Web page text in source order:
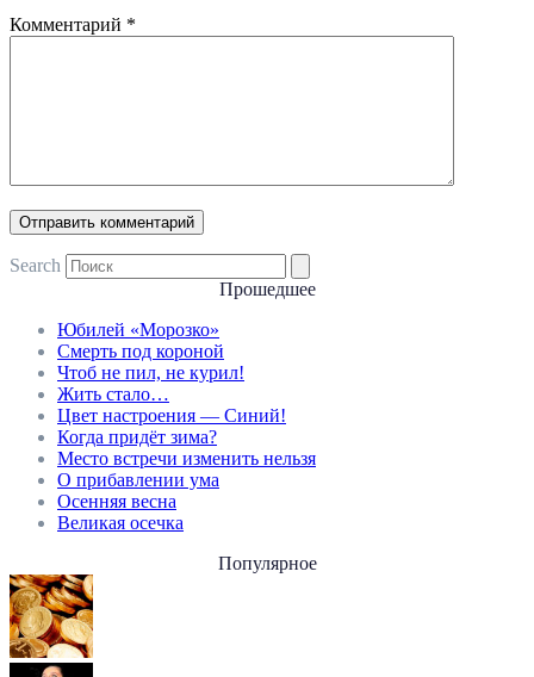
Комментарий *
Search
Прошедшее
Юбилей «Морозко»
Смерть под короной
Чтоб не пил, не курил!
Жить стало…
Цвет настроения — Синий!
Когда придёт зима?
Место встречи изменить нельзя
О прибавлении ума
Осенняя весна
Великая осечка
Популярное